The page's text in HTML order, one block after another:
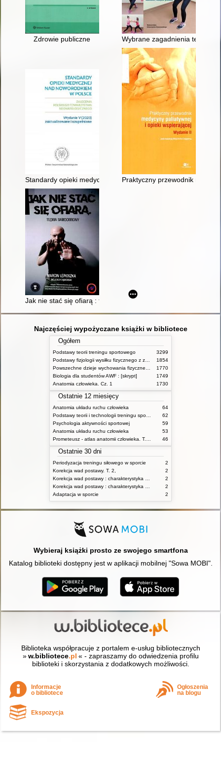
Zdrowie publiczne Wybrane zagadnienia teorii,
Standardy opieki medycznej nad noworodkiem w Polsce :
Praktyczny przewodnik
Jak nie stać się ofiarą : teoria samoobrony
Najczęściej wypożyczane książki w bibliotece
Ogółem
Podstawy teorii treningu sportowego
3299
Podstawy fizjologii wysiłku fizycznego z zarysem fizjologii człowieka
1854
Powszechne dzieje wychowania fizycznego i sportu
1770
Biologia dla studentów AWF : [skrypt]
1749
Anatomia człowieka. Cz. 1
1730
Ostatnie 12 miesięcy
Anatomia układu ruchu człowieka
64
Podstawy teorii i technologii treningu sportowego : praca zbiorowa. T. 2
62
Psychologia aktywności sportowej
59
Anatomia układu ruchu człowieka
53
Prometeusz - atlas anatomii człowieka. T. 1,
46
Ostatnie 30 dni
Periodyzacja treningu siłowego w sporcie
2
Korekcja wad postawy. T. 2,
2
Korekcja wad postawy : charakterystyka wad postawy oraz postępowanie korekcyjne w poszczególnych rodzajach wad. T. 1
2
Korekcja wad postawy : charakterystyka wad postawy oraz postępowanie korekcyjne w poszczególnych rodzajach wad. T. 2
2
Adaptacja w sporcie
2
Wybieraj książki prosto ze swojego smartfona
Katalog biblioteki dostępny jest w aplikacji mobilnej "Sowa MOBI".
Biblioteka współpracuje z portalem e-usług bibliotecznych
» w.bibliotece.pl « - zapraszamy do odwiedzenia profilu
biblioteki i skorzystania z dodatkowych możliwości.
Informacje
o bibliotece
Ogłoszenia
na blogu
Ekspozycja